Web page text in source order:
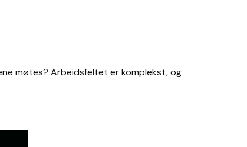
møtes? Arbeidsfeltet er komplekst, og